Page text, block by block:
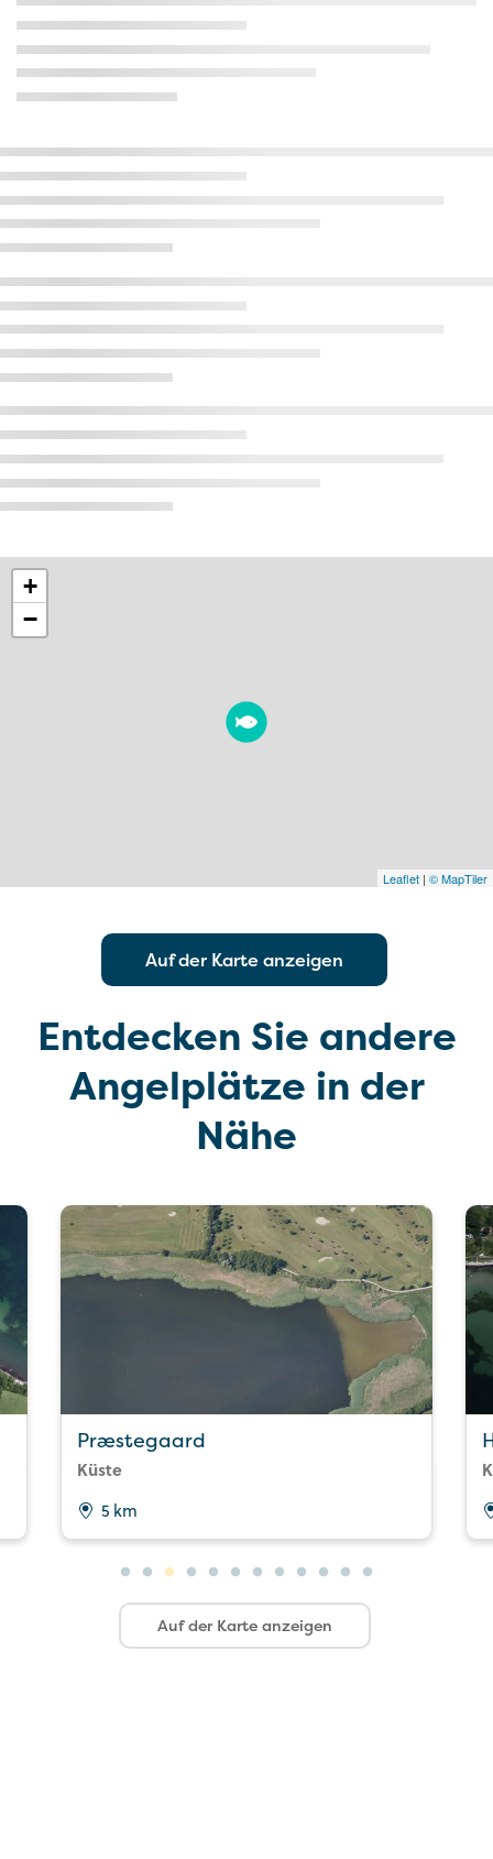
+
−
Leaflet | © MapTiler
Auf der Karte anzeigen
Entdecken Sie andere
Angelplätze in der
Nähe
Præstegaard
Küste
5 km
Auf der Karte anzeigen